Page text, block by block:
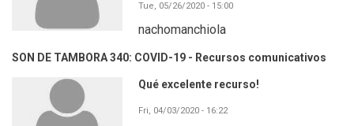
Tue, 05/26/2020 - 15:00
nachomanchiola
SON DE TAMBORA 340: COVID-19 - Recursos comunicativos
Qué excelente recurso!
Fri, 04/03/2020 - 16:22